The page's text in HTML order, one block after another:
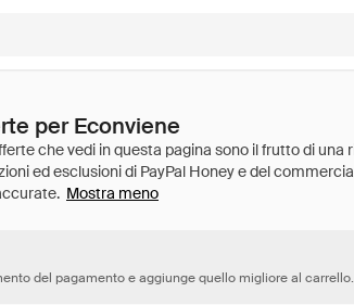
per Econviene
Mostra meno
del pagamento e aggiunge quello migliore al carrello.